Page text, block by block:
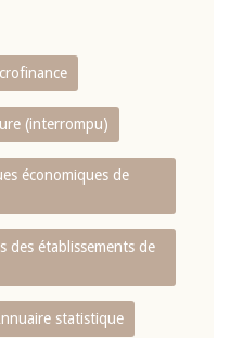
(interrompu)
économiques de
des établissements de
statistique